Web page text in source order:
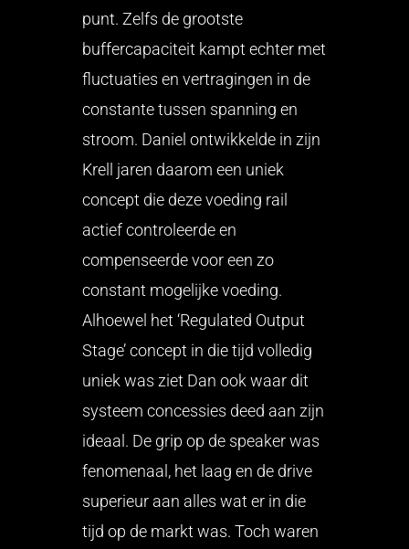
punt. Zelfs de grootste
buffercapaciteit kampt echter met
fluctuaties en vertragingen in de
constante tussen spanning en
stroom. Daniel ontwikkelde in zijn
Krell jaren daarom een uniek
concept die deze voeding rail
actief controleerde en
compenseerde voor een zo
constant mogelijke voeding.
Alhoewel het ‘Regulated Output
Stage’ concept in die tijd volledig
uniek was ziet Dan ook waar dit
systeem concessies deed aan zijn
ideaal. De grip op de speaker was
fenomenaal, het laag en de drive
superieur aan alles wat er in die
tijd op de markt was. Toch waren